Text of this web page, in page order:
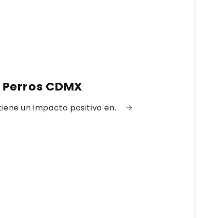
CDMX
un impacto positivo en...